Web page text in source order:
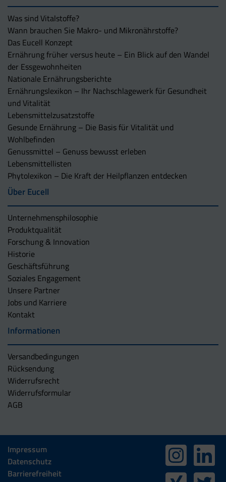
Was sind Vitalstoffe?
Wann brauchen Sie Makro- und Mikronährstoffe?
Das Eucell Konzept
Ernährung früher versus heute – Ein Blick auf den Wandel
der Essgewohnheiten
Nationale Ernährungsberichte
Ernährungslexikon – Ihr Nachschlagewerk für Gesundheit
und Vitalität
Lebensmittelzusatzstoffe
Gesunde Ernährung – Die Basis für Vitalität und
Wohlbefinden
Genussmittel – Genuss bewusst erleben
Lebensmittellisten
Phytolexikon – Die Kraft der Heilpflanzen entdecken
Über Eucell
Unternehmens­philosophie
Produktqualität
Forschung & Innovation
Historie
Geschäftsführung
Soziales Engagement
Unsere Partner
Jobs und Karriere
Kontakt
Informationen
Versandbedingungen
Rücksendung
Widerrufsrecht
Widerrufsformular
AGB
Impressum
Datenschutz
Barrierefreiheit